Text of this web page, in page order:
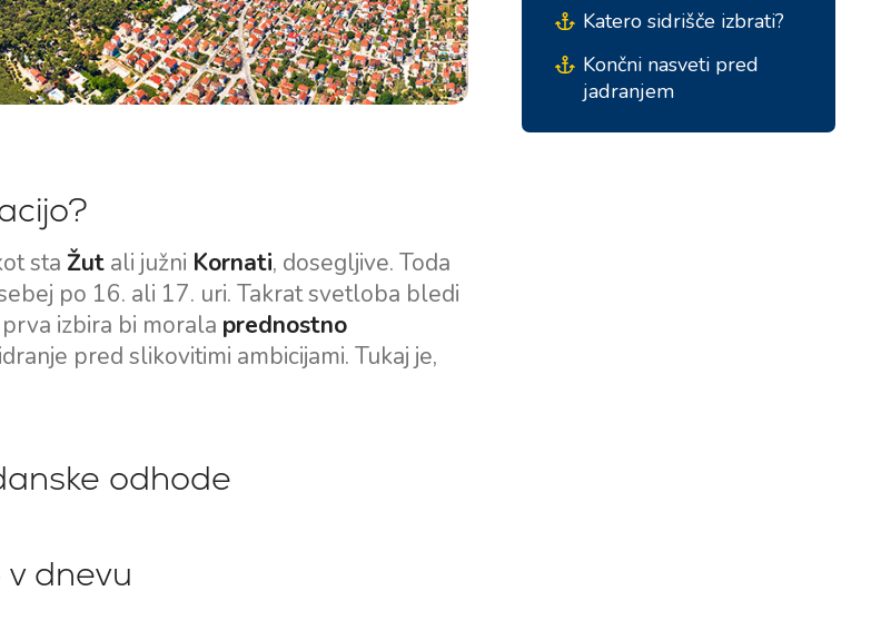
sta Žut ali južni Kornati, dosegljive. Toda
po 16. ali 17. uri. Takrat svetloba bledi
izbira bi morala prednostno
pred slikovitimi ambicijami. Tukaj je,
odhode
dnevu
Katero sidrišče izbrati?
Končni nasveti pred
jadranjem
brez
s skiperjem
za čarter
Zadarska regija za jadranje
Biograd na Moru
Šibeniška regija za jadranje
Dubrovniška jadralska
regija
Istrska regija za jadranje
Marina Kremik, Primošten
Marina Frapa, Rogoznica
Yachtklub Seget - Marina
ACI Marina Split
ACI Marina Dubrovnik,
Marina Šangulin, Biograd
ACI Marina Vodice
Sukošan